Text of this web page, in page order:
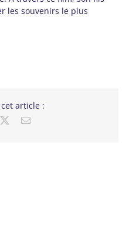
les souvenirs le plus
article :
Email